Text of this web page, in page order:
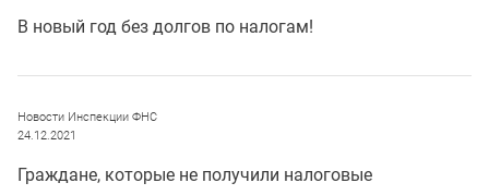
В новый год без долгов по налогам!
Новости Инспекции ФНС
24.12.2021
Граждане, которые не получили налоговые